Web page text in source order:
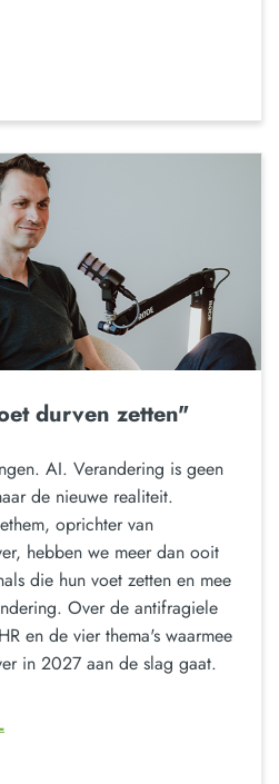
durven zetten"
AI. Verandering is geen
de nieuwe realiteit.
oprichter van
hebben we meer dan ooit
die hun voet zetten en mee
Over de antifragiele
en de vier thema's waarmee
in 2027 aan de slag gaat.